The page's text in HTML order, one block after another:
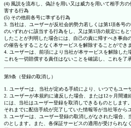
(4) 風説を流布し、偽計を用い又は威力を用いて相手方
害する行為
(5) その他前各号に準ずる行為
3. 当社は、ユーザーが反社会的勢力若しくは第1項各号
のいずれかに該当する行為をし、又は第1項の規定にも
したことが判明した場合には、自己の責に帰すべき事由
の催告をすることなく本サービスを解除することができま
4. ユーザーは、前項により当社が本サービスを解除した
これを一切賠償する責任はないことを確認し、これを了
第9条（登録の取消し）
1. ユーザーは、当社が定める手続により、いつでもユー
2. ユーザーが本規約に違反した場合、または12ヶ月間
には、当社はユーザー登録を取消しできるものとします
それまでに配信手続が完了していた情報等が当社等から
3. ユーザーは、ユーザー登録の取消しがなされた場合、
のとします。また、各保証サービスの適用が受けられな